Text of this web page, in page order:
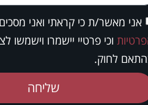
אני מאשר/ת כי קראתי ואני
וכי פרטיי יישמרו וישמשו
לחוק.
שליחה